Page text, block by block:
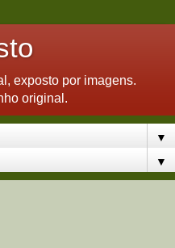
exposto por imagens.
original.
▼
▼